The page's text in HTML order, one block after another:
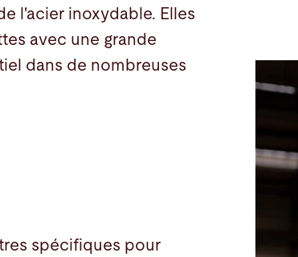
l'acier inoxydable. Elles
avec une grande
dans de nombreuses
spécifiques pour